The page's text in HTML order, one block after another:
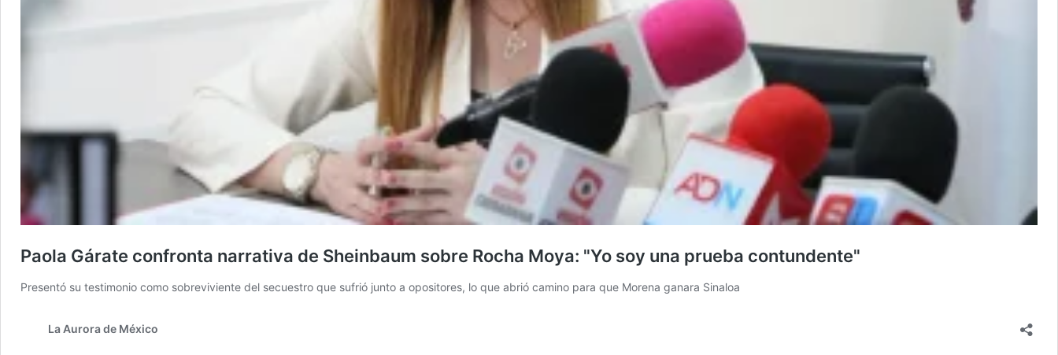
Paola Gárate confronta narrativa de Sheinbaum sobre Rocha Moya: "Yo soy una prueba contundente"
Presentó su testimonio como sobreviviente del secuestro que sufrió junto a opositores, lo que abrió camino para que Morena ganara Sinaloa
La Aurora de México